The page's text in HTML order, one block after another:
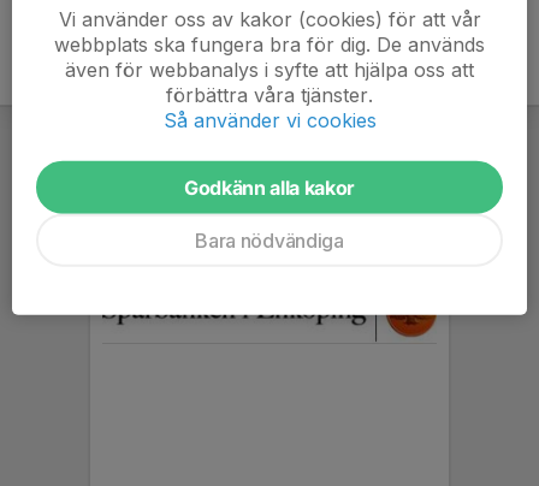
Vi använder oss av kakor (cookies) för att vår
webbplats ska fungera bra för dig. De används
även för webbanalys i syfte att hjälpa oss att
förbättra våra tjänster.
Så använder vi cookies
Godkänn alla kakor
Bara nödvändiga